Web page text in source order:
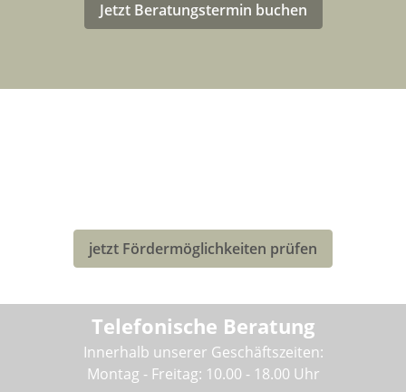
Jetzt Beratungstermin buchen
jetzt Fördermöglichkeiten prüfen
Telefonische Beratung
Innerhalb unserer Geschäftszeiten:
Montag - Freitag: 10.00 - 18.00 Uhr